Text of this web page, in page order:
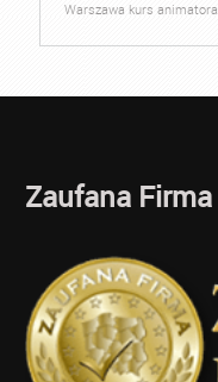
Warszawa kurs animatora
Zaufana Firma